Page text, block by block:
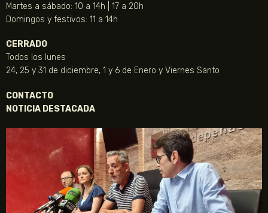
Martes a sábado: 10 a 14h | 17 a 20h
Domingos y festivos: 11 a 14h
CERRADO
Todos los lunes
24, 25 y 31 de diciembre, 1 y 6 de Enero y Viernes Santo
CONTACTO
NOTICIA DESTACADA